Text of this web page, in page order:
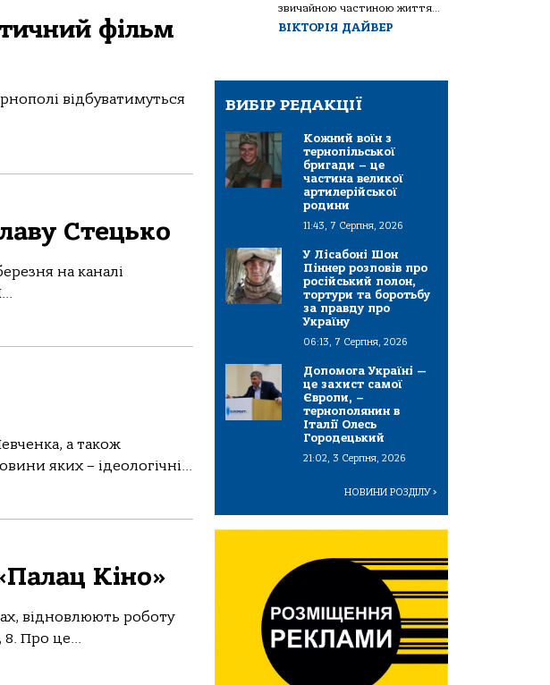
фільм
відбувaтимуться
Стецько
на каналі
а також
яких – ідеологічні...
Кіно»
відновлюють роботу
8. Про це...
звичайною частиною життя...
ВІКТОРІЯ ДАЙВЕР
ВИБІР РЕДАКЦІЇ
Кожний воїн з
тернопільської
бригади – це
частина великої
артилерійської
родини
11:43, 7 Серпня, 2026
У Лісабоні Шон
Піннер розповів про
російський полон,
тортури та боротьбу
за правду про
Україну
06:13, 7 Серпня, 2026
Допомога Україні —
це захист самої
Європи, –
тернополянин в
Італії Олесь
Городецький
21:02, 3 Серпня, 2026
НОВИНИ РОЗДІЛУ>